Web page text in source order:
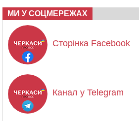
МИ У СОЦМЕРЕЖАХ
Сторінка Facebook
Канал у Telegram